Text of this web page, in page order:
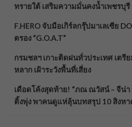
ทรายใต้ เสริมความมั่นคงน้ำเพชรบุรี
F.HERO จับมือเกิร์ลกรุ๊ปมาเลเซีย
ตรอง “G.O.A.T”
กรมชลฯ เกาะติดฝนทั่วประเทศ เตรี
หลาก เฝ้าระวังพื้นที่เสี่ยง
เดือดโค้งสุดท้าย! “ภณ ณวัสน์ – จีน่า
ติ้งพุ่ง พาคนดูแห่ลุ้นบทสรุป 10 สิงห